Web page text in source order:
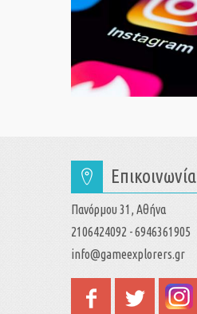
Επικοινωνία
Πανόρμου 31, Αθήνα
2106424092 - 6946361905
info@gameexplorers.gr